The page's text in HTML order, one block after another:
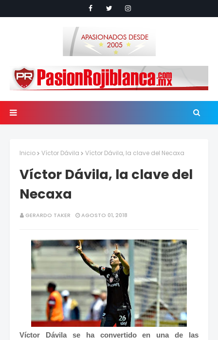
Inicio Víctor Dávila Víctor Dávila, la clave del Necaxa
Víctor Dávila, la clave del
Necaxa
GERARDO TAKER AGOSTO 01, 2018
Víctor Dávila se ha convertido en una de las